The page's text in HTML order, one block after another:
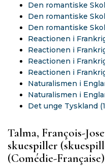
Den romantiske
Den romantiske
Den romantiske
Reactionen i
Reactionen i
Reactionen i
Reactionen i
Naturalismen i
Naturalismen i
Det unge Tyskland
Talma, François-
skuespiller
(Comédie-